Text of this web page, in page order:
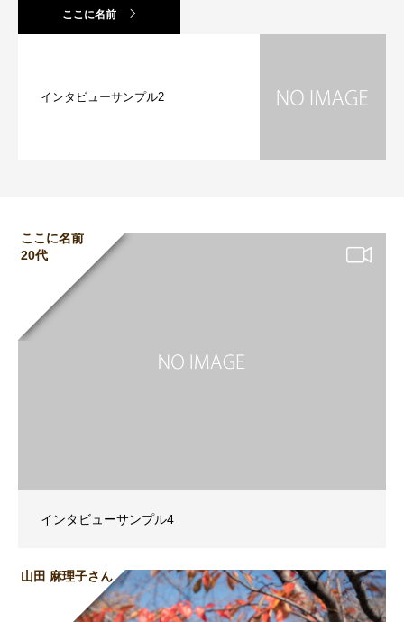
ここに名前
インタビューサンプル2
ここに名前
20代
インタビューサンプル4
山田 麻理子さん